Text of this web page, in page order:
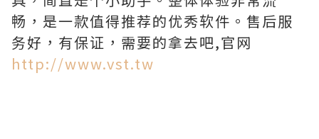
畅，是一款值得推荐的优秀软件。售后服
务好，有保证，需要的拿去吧,官网
http://www.vst.tw